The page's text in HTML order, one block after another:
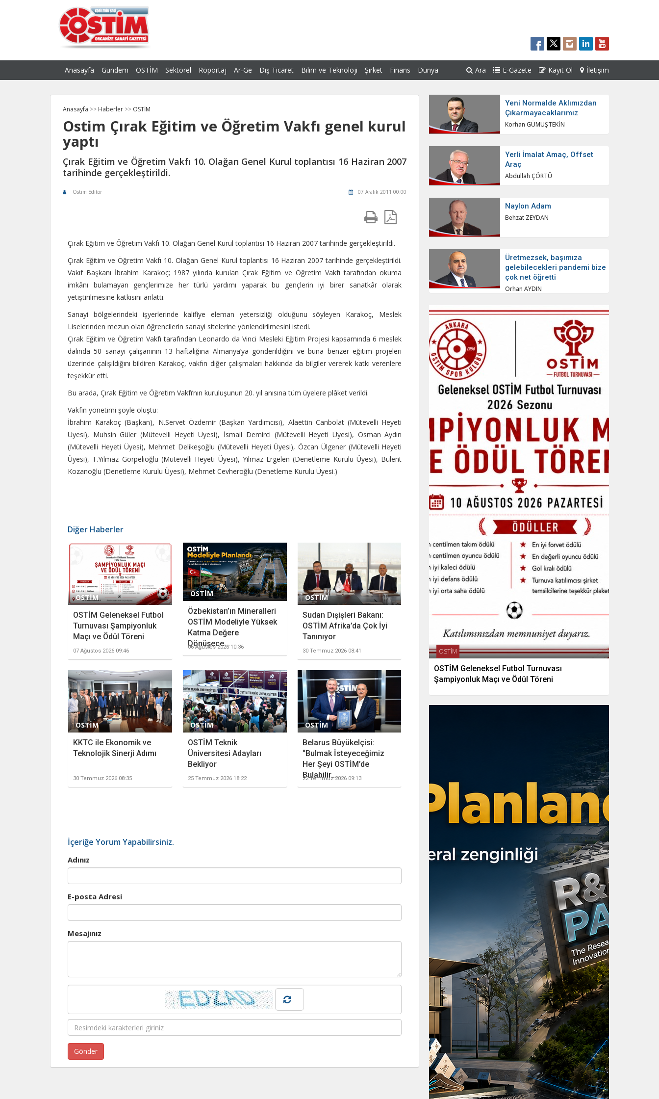
Anasayfa Gündem OSTİM Sektörel Röportaj Ar-Ge Dış Ticaret Bilim ve Teknoloji Şirket Finans Dünya Ara E-Gazete Kayıt Ol İletişim
Anasayfa >> Haberler >> OSTİM
Ostim Çırak Eğitim ve Öğretim Vakfı genel kurul
yaptı
Çırak Eğitim ve Öğretim Vakfı 10. Olağan Genel Kurul toplantısı 16 Haziran 2007
tarihinde gerçekleştirildi.
Ostim Editör 07 Aralık 2011 00:00
Çırak Eğitim ve Öğretim Vakfı 10. Olağan Genel Kurul toplantısı 16 Haziran 2007 tarihinde gerçekleştirildi.
Çırak Eğitim ve Öğretim Vakfı 10. Olağan Genel Kurul toplantısı 16 Haziran 2007 tarihinde gerçekleştirildi.
Vakıf Başkanı İbrahim Karakoç; 1987 yılında kurulan Çırak Eğitim ve Öğretim Vakfı tarafından okuma
imkânı bulamayan gençlerimize her türlü yardımı yaparak bu gençlerin iyi birer sanatkâr olarak
yetiştirilmesine katkısını anlattı.
Sanayi bölgelerindeki işyerlerinde kalifiye eleman yetersizliği olduğunu söyleyen Karakoç, Meslek
Liselerinden mezun olan öğrencilerin sanayi sitelerine yönlendirilmesini istedi.
Çırak Eğitim ve Öğretim Vakfı tarafından Leonardo da Vinci Mesleki Eğitim Projesi kapsamında 6 meslek
dalında 50 sanayi çalışanının 13 haftalığına Almanya’ya gönderildiğini ve buna benzer eğitim projeleri
üzerinde çalışıldığını bildiren Karakoç, vakfın diğer çalışmaları hakkında da bilgiler vererek katkı verenlere
teşekkür etti.
Bu arada, Çırak Eğitim ve Öğretim Vakfı’nın kuruluşunun 20. yıl anısına tüm üyelere plâket verildi.
Vakfın yönetimi şöyle oluştu:
İbrahim Karakoç (Başkan), N.Servet Özdemir (Başkan Yardımcısı), Alaettin Canbolat (Mütevelli Heyeti
Üyesi), Muhsin Güler (Mütevelli Heyeti Üyesi), İsmail Demirci (Mütevelli Heyeti Üyesi), Osman Aydın
(Mütevelli Heyeti Üyesi), Mehmet Delikeşoğlu (Mütevelli Heyeti Üyesi), Özcan Ülgener (Mütevelli Heyeti
Üyesi), T.Yılmaz Görpelioğlu (Mütevelli Heyeti Üyesi), Yılmaz Ergelen (Denetleme Kurulu Üyesi), Bülent
Kozanoğlu (Denetleme Kurulu Üyesi), Mehmet Cevheroğlu (Denetleme Kurulu Üyesi.)
Diğer Haberler
OSTİM
OSTİM Geleneksel Futbol
Turnuvası Şampiyonluk
Maçı ve Ödül Töreni
07 Ağustos 2026 09:46
OSTİM
Özbekistan’ın Mineralleri
OSTİM Modeliyle Yüksek
Katma Değere
Dönüşece...
06 Ağustos 2026 10:36
OSTİM
Sudan Dışişleri Bakanı:
OSTİM Afrika’da Çok İyi
Tanınıyor
30 Temmuz 2026 08:41
OSTİM
KKTC ile Ekonomik ve
Teknolojik Sinerji Adımı
30 Temmuz 2026 08:35
OSTİM
OSTİM Teknik
Üniversitesi Adayları
Bekliyor
25 Temmuz 2026 18:22
OSTİM
Belarus Büyükelçisi:
“Bulmak İsteyeceğimiz
Her Şeyi OSTİM’de
Bulabilir...
22 Temmuz 2026 09:13
İçeriğe Yorum Yapabilirsiniz.
Adınız
E-posta Adresi
Mesajınız
Yeni Normalde Aklımızdan
Çıkarmayacaklarımız
Korhan GÜMÜŞTEKİN
Yerli İmalat Amaç, Offset
Araç
Abdullah ÇÖRTÜ
Naylon Adam
Behzat ZEYDAN
Üretmezsek, başımıza
gelebilecekleri pandemi bize
çok net öğretti
Orhan AYDIN
OSTİM
OSTİM Geleneksel Futbol Turnuvası
Şampiyonluk Maçı ve Ödül Töreni